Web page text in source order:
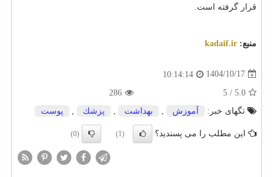
قرار گرفته است.
منبع: kadaif.ir
1404/10/17
10:14:14
5.0
/
5
286
تگهای خبر:
آموزش بهداشت پزشك پوست
این مطلب را می پسندید؟ (1)
(0)